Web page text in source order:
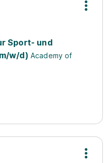
Sport- und
w/d) Academy of